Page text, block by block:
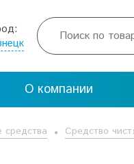
О компании
Средство